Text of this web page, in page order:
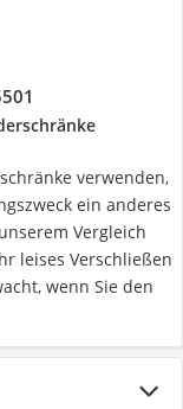
verwenden,
ein anderes
Vergleich
leises Verschließen
wenn Sie den